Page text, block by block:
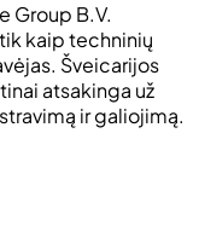
Group B.V.
kaip techninių
Šveicarijos
atsakinga už
ir galiojimą.